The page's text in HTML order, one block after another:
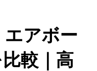
アボー
較｜高